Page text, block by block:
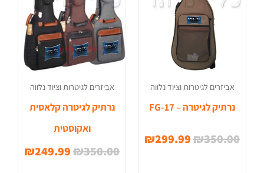
אביזרים לגיטרות וציוד נלווה
נרתיק לגיטרה – FG-17
₪350.00
₪299.99
אביזרים לגיטרות וציוד נלווה
נרתיק לגיטרה קלאסית
ואקוסטית
₪350.00
₪249.99